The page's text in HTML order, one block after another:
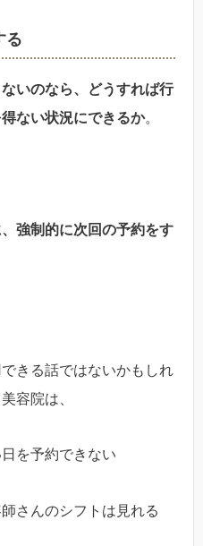
る
いのなら、どうすれば行
ない状況にできるか。
強制的に次回の予約をす
きる話ではないかもしれ
容院は、
を予約できない
さんのシフトは見れる